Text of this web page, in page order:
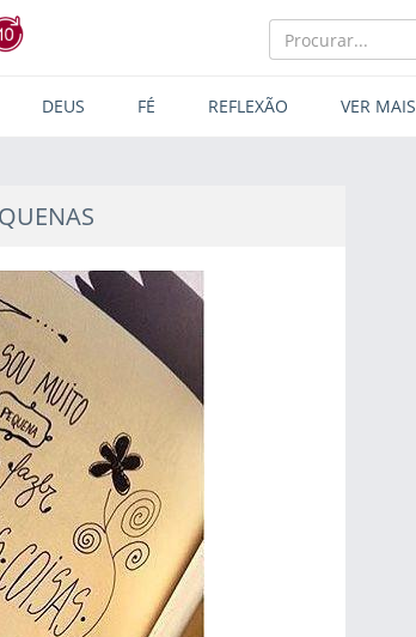
DEUS FÉ REFLEXÃO VER MAIS